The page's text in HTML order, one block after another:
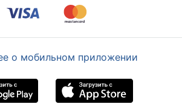
о мобильном приложении